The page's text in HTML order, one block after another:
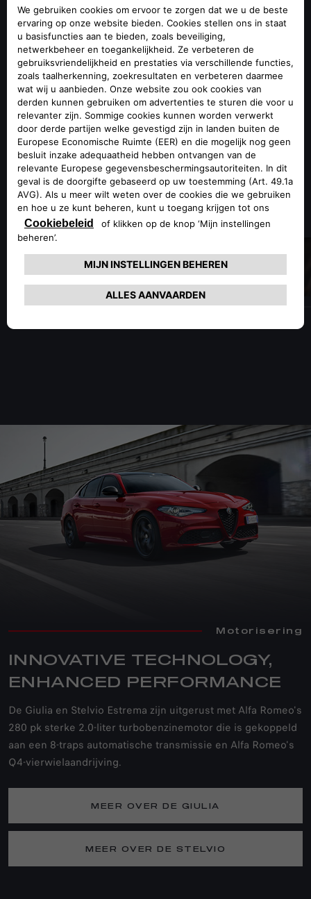
De Giulia Estrema imponeert met een uitgesproken
sportieve, maar ook verfijnde look die de rijervaring nog
intenser maakt.
Motorisering
INNOVATIVE TECHNOLOGY,
ENHANCED PERFORMANCE
De Giulia en Stelvio Estrema zijn uitgerust met Alfa Romeo's
280 pk sterke 2.0-liter turbobenzinemotor die is gekoppeld
aan een 8-traps automatische transmissie en Alfa Romeo's
Q4-vierwielaandrijving.
MEER OVER DE GIULIA
MEER OVER DE STELVIO